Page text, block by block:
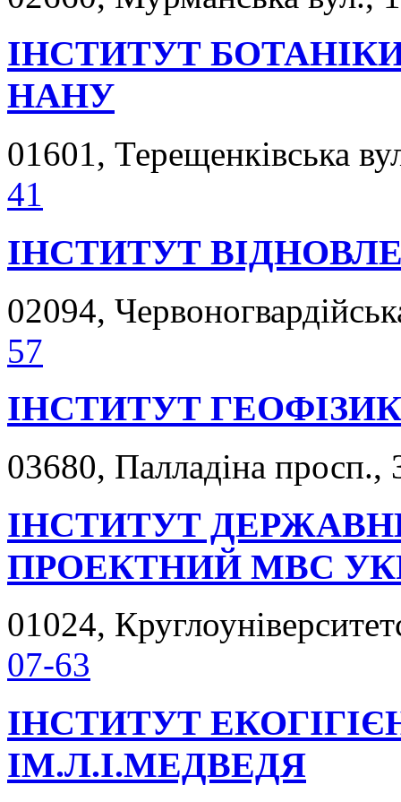
ІНСТИТУТ
НАНУ
01601, Терещенківська
41
ІНСТИТУТ
02094,
57
ІНСТИТУТ
03680, Палладіна просп.,
ІНСТИТУТ
ПРОЕКТНИЙ МВС
01024,
07-63
ІНСТИТУТ
ІМ.Л.І.МЕДВЕДЯ